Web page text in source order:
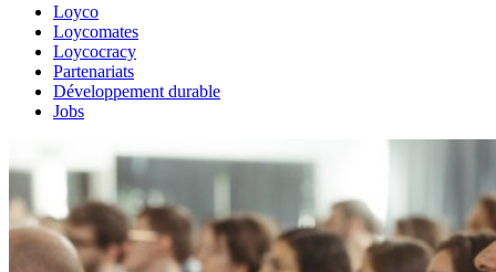
Loyco
Loycomates
Loycocracy
Partenariats
Développement durable
Jobs